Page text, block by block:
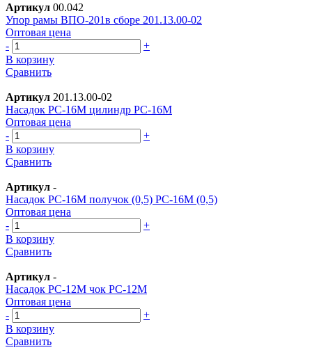
Артикул 00.042
Упор рамы ВПО-201в сборе 201.13.00-02
Оптовая цена
-
+
В корзину
Сравнить
Артикул 201.13.00-02
Насадок РС-16М цилиндр РС-16М
Оптовая цена
-
+
В корзину
Сравнить
Артикул -
Насадок РС-16М получок (0,5) РС-16М (0,5)
Оптовая цена
-
+
В корзину
Сравнить
Артикул -
Насадок РС-12М чок РС-12М
Оптовая цена
-
+
В корзину
Сравнить